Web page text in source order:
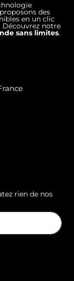
des
en un clic
Découvrez notre
sans limites.
rien de nos